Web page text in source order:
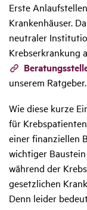
Erste
Krankenhäuser.
neutraler
Krebserkrankung
unserem Ratgeber.
Wie diese kurze
für
einer finanziellen
wichtiger
während der
gesetzlichen
Denn leider